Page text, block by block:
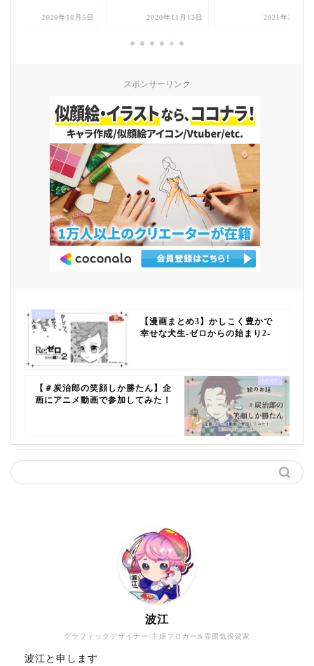
2020年10月5日 2020年11月13日 2021年3月7日
スポンサーリンク
【漫画まとめ3】かしこく豊かで
幸せな犬生-ゼロからの始まり2-
【＃炭治郎の笑顔しか勝たん】企
画にアニメ動画で参加してみた！
グラフィックデザイナー/主婦ブロガー&雰囲気投資家
波江
波江と申します